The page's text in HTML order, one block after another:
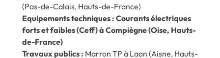
(Pas-de-Calais, Hauts-de-France)
Equipements techniques : Courants électriques
forts et faibles (Ceff) à Compiègne (Oise, Hauts-
de-France)
Travaux publics : Marron TP à Laon (Aisne, Hauts-